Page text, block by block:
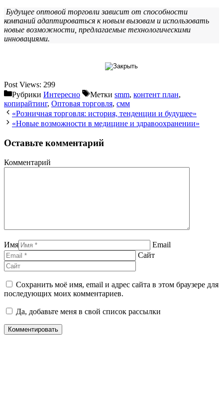
Будущее оптовой торговли зависит от способности
компаний адаптироваться к новым вызовам и использовать
новые возможности, предлагаемые технологическими
инновациями.
Post Views: 299
Рубрики Интересно Метки smm, контент план,
копирайтинг, Оптовая торговля, смм
«Розничная торговля: история, тенденции и будущее»
«Новые возможности в медицине и здравоохранении»
Оставьте комментарий
Комментарий
Имя
Email
Сайт
Сохранить моё имя, email и адрес сайта в этом браузере для
последующих моих комментариев.
Да, добавьте меня в свой список рассылки